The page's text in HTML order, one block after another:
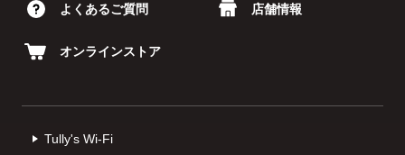
よくあるご質問 店舗情報
オンラインストア
Tully's Wi-Fi